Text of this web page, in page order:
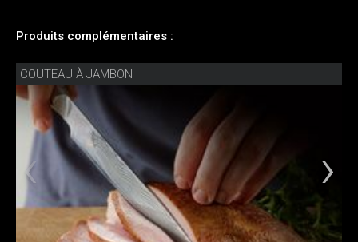
Produits complémentaires :
COUTEAU À JAMBON